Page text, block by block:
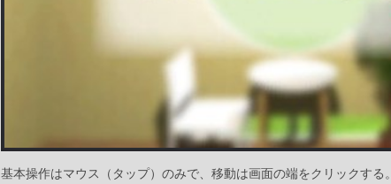
基本操作はマウス（タップ）のみで、移動は画面の端をクリックする。